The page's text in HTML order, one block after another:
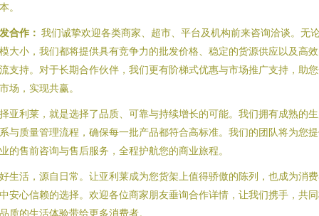
。
合作： 我们诚挚欢迎各类商家、超市、平台及机构前来咨询洽谈。无
大小，我们都将提供具有竞争力的批发价格、稳定的货源供应以及高
支持。对于长期合作伙伴，我们更有阶梯式优惠与市场推广支持，助
场，实现共赢。
亚利莱，就是选择了品质、可靠与持续增长的可能。我们拥有成熟的
与质量管理流程，确保每一批产品都符合高标准。我们的团队将为您
的售前咨询与售后服务，全程护航您的商业旅程。
生活，源自日常。让亚利莱成为您货架上值得骄傲的陈列，也成为消
安心信赖的选择。欢迎各位商家朋友垂询合作详情，让我们携手，共
质的生活体验带给更多消费者。